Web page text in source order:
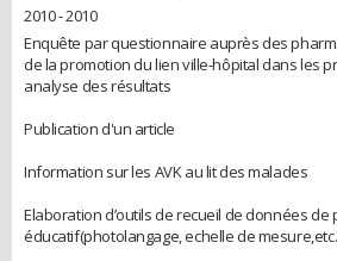
2010 - 2010
Enquête par questionnaire auprès des
de la promotion du lien ville-hôpital dans les
analyse des résultats
Publication d'un article
Information sur les AVK au lit des malades
Elaboration d’outils de recueil de données
éducatif(photolangage, echelle de